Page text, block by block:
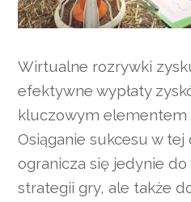
Wirtualne rozrywki
efektywne wypłaty
kluczowym elementem
Osiąganie sukcesu w
ogranicza się jedynie
strategii gry, ale także